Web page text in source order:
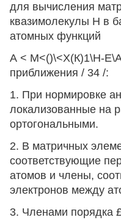
для вычисления
квазимолекулы Н в
атомных функций
А < М<()\<Х(К)1\Н-
приближения / 34 /:
1. При нормировке
локализованные на
ортогональными.
2. В матричных
соответствующие
атомов и члены,
электронов между
3. Членами порядка